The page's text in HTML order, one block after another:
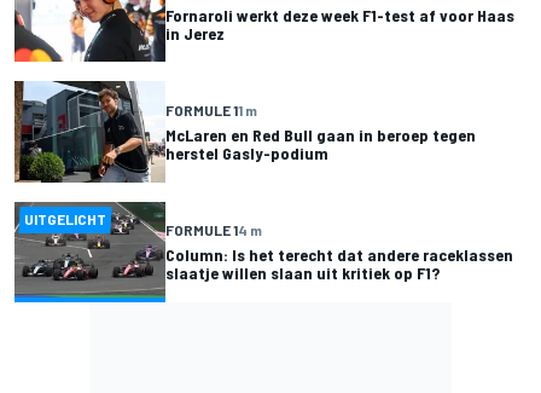
Fornaroli werkt deze week F1-test af voor Haas
in Jerez
FORMULE 11 m
McLaren en Red Bull gaan in beroep tegen
herstel Gasly-podium
UITGELICHT
FORMULE 14 m
Column: Is het terecht dat andere raceklassen
slaatje willen slaan uit kritiek op F1?